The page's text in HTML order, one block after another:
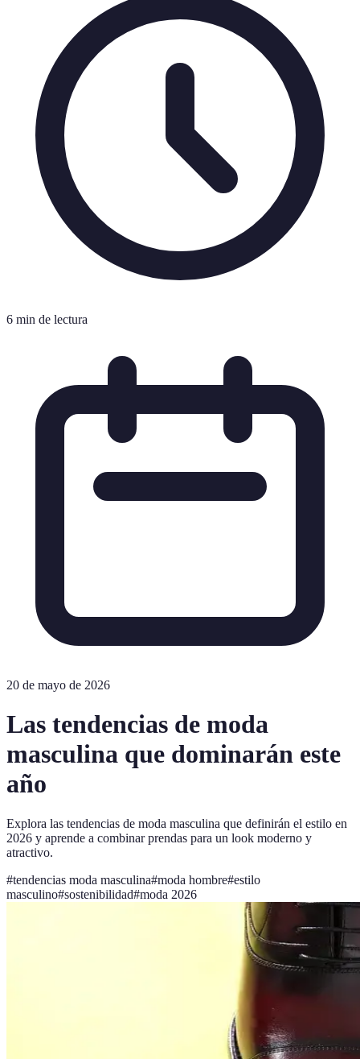
6 min de lectura
20 de mayo de 2026
Las tendencias de moda
masculina que dominarán este
año
Explora las tendencias de moda masculina que definirán el estilo en
2026 y aprende a combinar prendas para un look moderno y
atractivo.
#tendencias moda masculina#moda hombre#estilo
masculino#sostenibilidad#moda 2026